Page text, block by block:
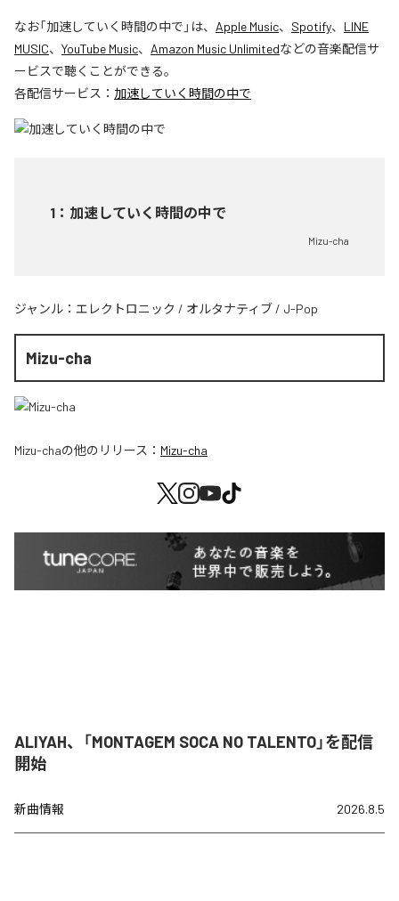
なお「加速していく時間の中で 」は、 Apple Music、 Spotify、 LINE
MUSIC、 YouTube Music、 Amazon Music Unlimitedなどの音楽配信サ
ービスで聴くことができる。
各配信サービス： 加速していく時間の中で
1 ： 加速していく時間の中で
Mizu-cha
ジャンル： エレクトロニック / オルタナティブ / J-Pop
Mizu-cha
Mizu-chaの他のリリース： Mizu-cha
ALIYAH、「MONTAGEM SOCA NO TALENTO」を配信
開始
新曲情報 2026.8.5